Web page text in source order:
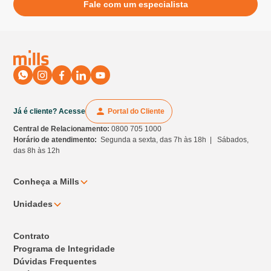
Fale com um especialista
Já é cliente? Acesse Portal do Cliente
Central de Relacionamento:0800 705 1000
Horário de atendimento:Segunda a sexta, das 7h às 18h | Sábados,
das 8h às 12h
Conheça a Mills
Unidades
Contrato
Programa de Integridade
Dúvidas Frequentes